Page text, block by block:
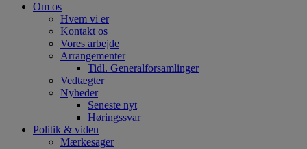
Om os
Hvem vi er
Kontakt os
Vores arbejde
Arrangementer
Tidl. Generalforsamlinger
Vedtægter
Nyheder
Seneste nyt
Høringssvar
Politik & viden
Mærkesager